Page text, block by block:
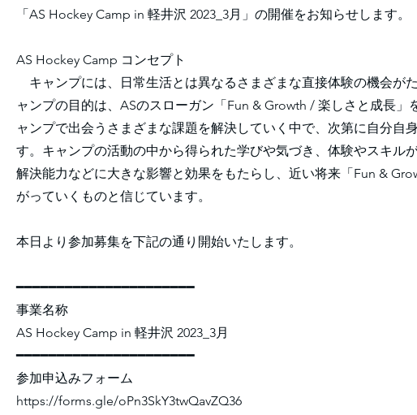
「AS Hockey Camp in 軽井沢 2023_3月」の開催をお知らせします。
AS Hockey Camp コンセプト
キャンプには、日常生活とは異なるさまざまな直接体験の機会が
ャンプの目的は、ASのスローガン「Fun & Growth / 楽しさと成長」
ャンプで出会うさまざまな課題を解決していく中で、次第に自分自
す。キャンプの活動の中から得られた学びや気づき、体験やスキル
解決能力などに大きな影響と効果をもたらし、近い将来「Fun &
がっていくものと信じています。
本日より参加募集を下記の通り開始いたします。
━━━━━━━━━━━━━━━━━━━━━━
事業名称
AS Hockey Camp in 軽井沢 2023_3月
━━━━━━━━━━━━━━━━━━━━━━
参加申込みフォーム
https://forms.gle/oPn3SkY3twQavZQ36